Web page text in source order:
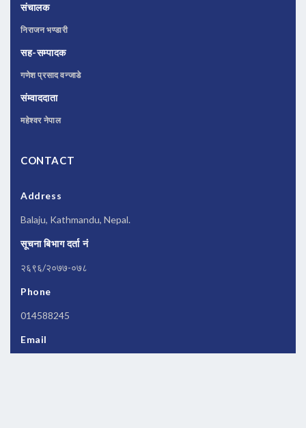
संचालक
निराजन भण्डारी
सह-सम्पादक
गणेश प्रसाद वन्जाडे
संम्वाददाता
महेश्वर नेपाल
CONTACT
Address
Balaju, Kathmandu, Nepal.
सूचना बिभाग दर्ता नं
२६९६/२०७७-०७८
Phone
014588245
Email